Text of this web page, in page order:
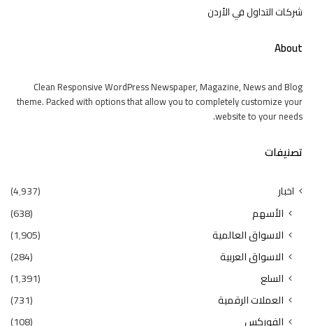
شركات التداول في الأردن
About
Clean Responsive WordPress Newspaper, Magazine, News and Blog
theme. Packed with options that allow you to completely customize your
website to your needs.
تصنيفات
اخبار (4٬937)
الأسهم
(638)
الاسواق العالمية
(1٬905)
الاسواق العربية
(284)
السلع
(1٬391)
العملات الرقمية
(731)
الفوركس
(108)